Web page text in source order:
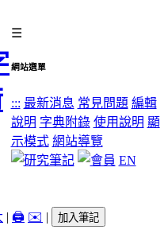
☰
網站選單
::: 最新消息 常見問題 編輯
說明 字典附錄 使用說明 顯
示模式 網站導覽
EN
| 🖨️ ✉️ | 加入筆記